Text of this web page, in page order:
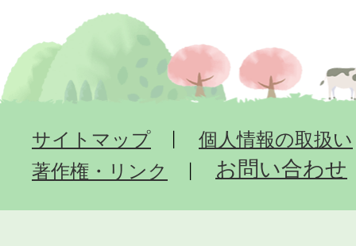
サイトマップ
個人情報の取扱い
著作権・リンク
お問い合わせ